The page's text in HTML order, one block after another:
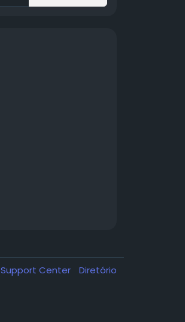
Support Center Diretório